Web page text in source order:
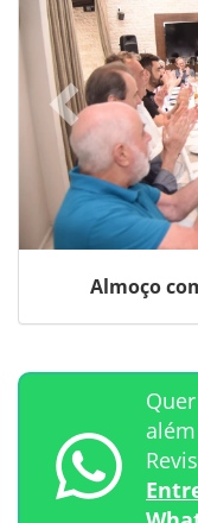
Almoço